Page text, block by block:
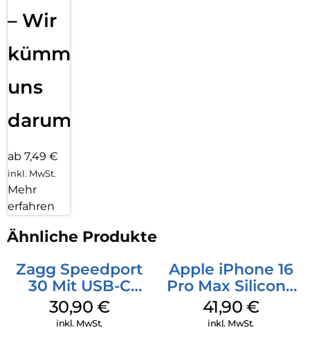
– Wir
kümmern
uns
darum!
ab 7,49 €
inkl. MwSt.
Mehr
erfahren
Ähnliche Produkte
Zagg Speedport
30 Mit USB-C
Kabel Weiß
30,90 €
inkl. MwSt.
Apple iPhone 16
Pro Max Silicone
Case MagSafe
Ultramarine
41,90 €
inkl. MwSt.